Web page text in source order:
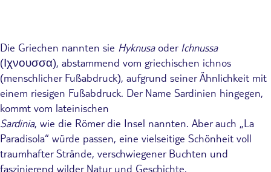
Die Griechen nannten sie Hyknusaoder Ichnussa
(Ιχνουσσα), abstammend vom griechischen ichnos
(menschlicher Fußabdruck), aufgrund seiner Ähnlichkeit mit
einem riesigen Fußabdruck. Der Name Sardinien hingegen,
kommt vom lateinischen
Sardinia, wie die Römer die Insel nannten. Aber auch „La
Paradisola“ würde passen, eine vielseitige Schönheit voll
traumhafter Strände, verschwiegener Buchten und
faszinierend wilder Natur und Geschichte.